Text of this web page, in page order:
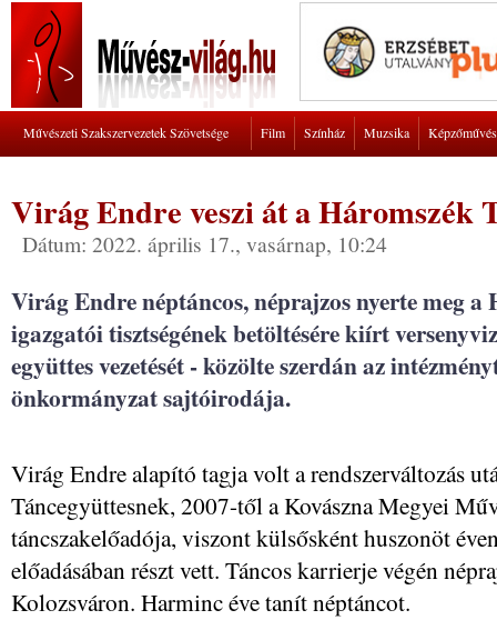
Művészeti Szakszervezetek Szövetsége Film Színház Muzsika
Virág Endre veszi át a Háromszék
Dátum: 2022. április 17., vasárnap, 10:24
Virág Endre néptáncos, néprajzos nyerte meg a
igazgatói tisztségének betöltésére kiírt
együttes vezetését - közölte szerdán az
önkormányzat sajtóirodája.
Virág Endre alapító tagja volt a rendszerváltozás
Táncegyüttesnek, 2007-től a Kovászna Megyei
táncszakelőadója, viszont külsősként huszonöt
előadásában részt vett. Táncos karrierje végén
Kolozsváron. Harminc éve tanít néptáncot.